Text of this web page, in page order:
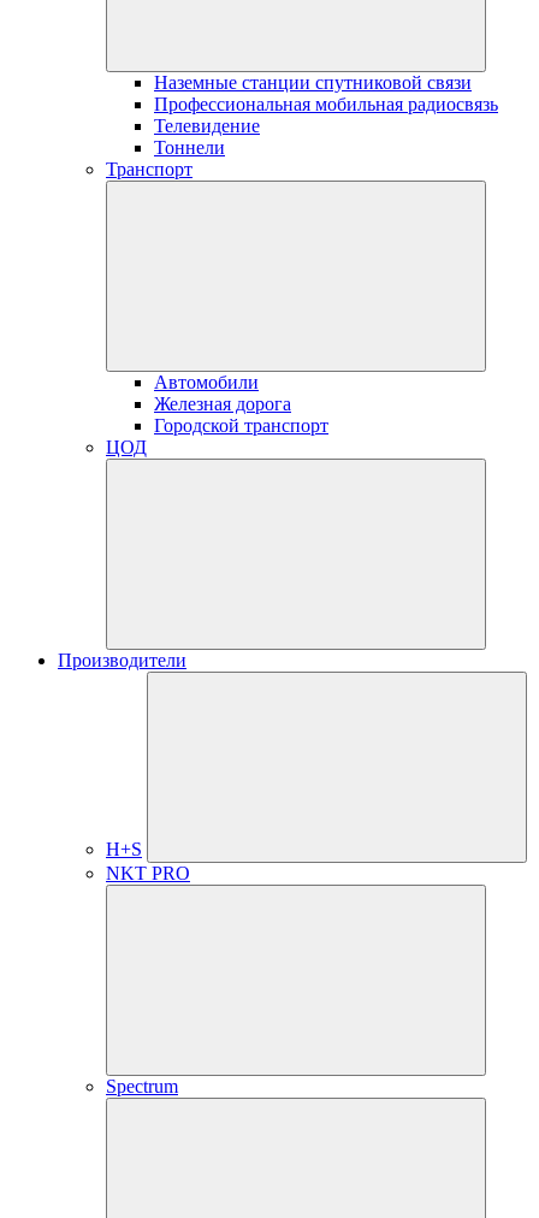
Наземные станции спутниковой связи
Профессиональная мобильная радиосвязь
Телевидение
Тоннели
Транспорт
Автомобили
Железная дорога
Городской транспорт
ЦОД
Производители
H+S
NKT PRO
Spectrum